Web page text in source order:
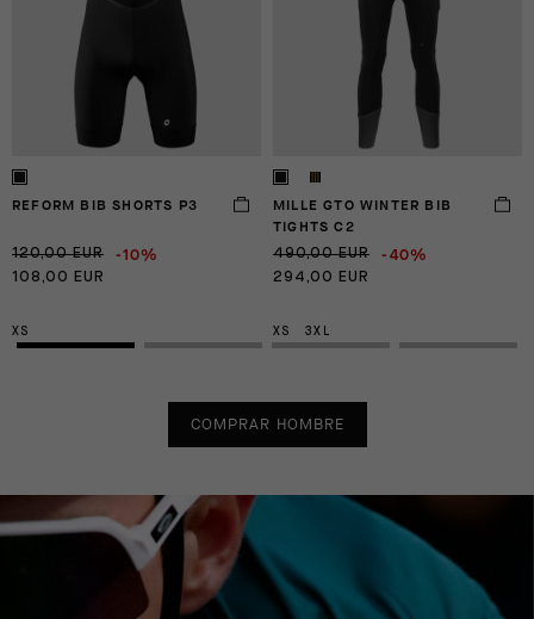
REFORM BIB SHORTS P3
120,00 EUR -10%
108,00 EUR
XS
MILLE GTO WINTER BIB
TIGHTS C2
490,00 EUR -40%
294,00 EUR
XS 3XL
COMPRAR HOMBRE
CHECKOUT
CHECKOUT